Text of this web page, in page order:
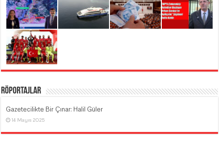
Röportajlar
Gazetecilikte Bir Çınar: Halil Güler
14 Mayıs 2025